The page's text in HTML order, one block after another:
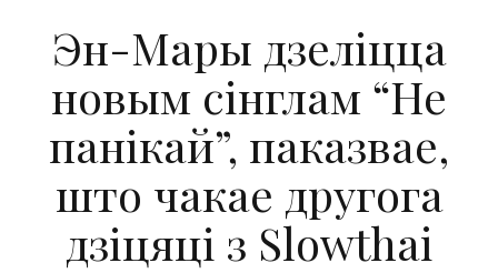
Эн-Мары дзеліцца
новым сінглам “Не
панікай”, паказвае,
што чакае другога
дзіцяці з Slowthai